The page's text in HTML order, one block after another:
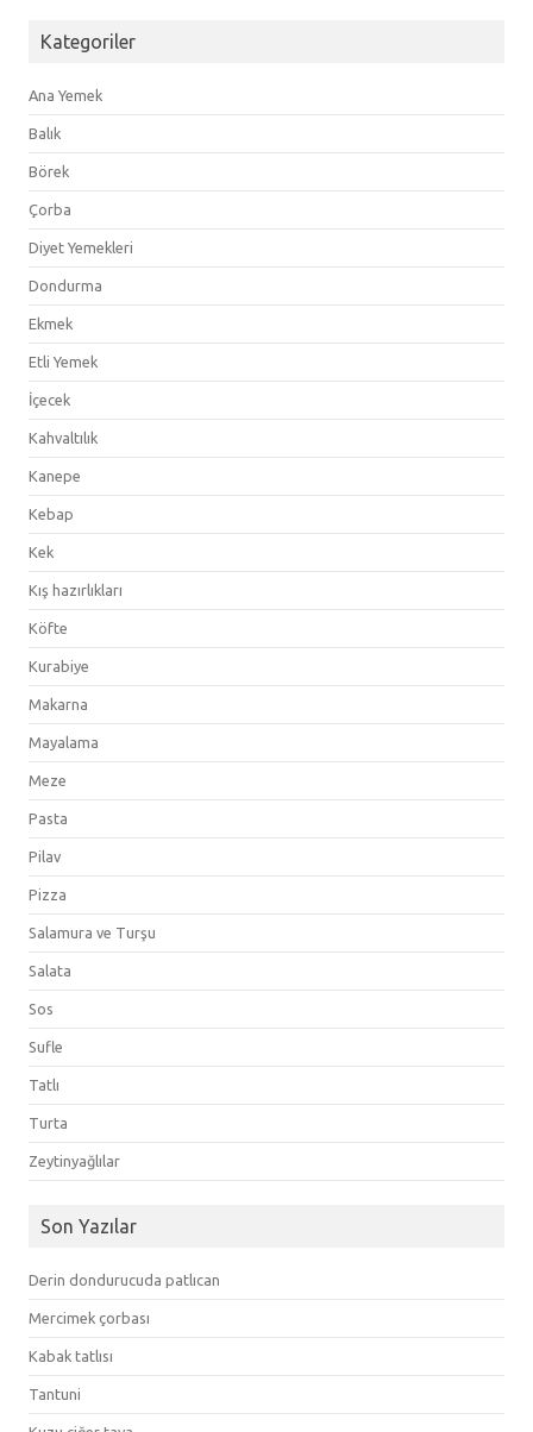
Kategoriler
Ana Yemek
Balık
Börek
Çorba
Diyet Yemekleri
Dondurma
Ekmek
Etli Yemek
İçecek
Kahvaltılık
Kanepe
Kebap
Kek
Kış hazırlıkları
Köfte
Kurabiye
Makarna
Mayalama
Meze
Pasta
Pilav
Pizza
Salamura ve Turşu
Salata
Sos
Sufle
Tatlı
Turta
Zeytinyağlılar
Son Yazılar
Derin dondurucuda patlıcan
Mercimek çorbası
Kabak tatlısı
Tantuni